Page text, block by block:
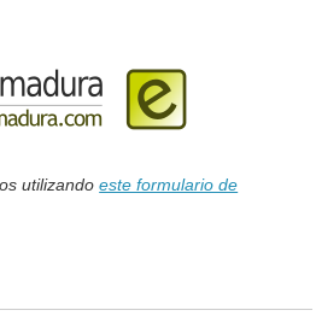
utilizandoeste formulario de